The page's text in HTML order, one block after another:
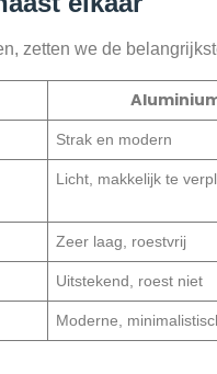
zetten we de
Strak en modern
Licht, makkelijk te
Zeer laag, roestvrij
Uitstekend, roest niet
Moderne,